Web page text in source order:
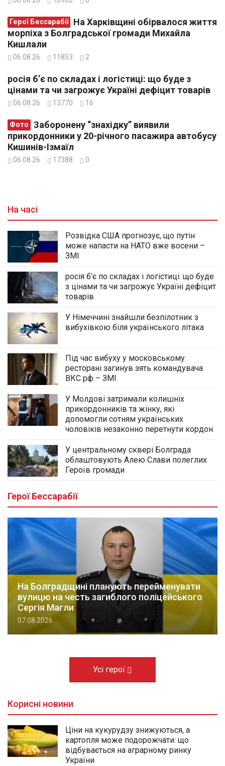
Герої Бессарабії
морпіха з Болградської громади Михайла
Кишлали
06.08.26 11853 2
росія б’є по складах і логістиці: що буде з
цінами та чи загрожує Україні дефіцит товарів
06.08.26 13770 16
Фото
прикордонники у 20-річного пасажира автобусу
Кишинів-Ізмаїл
06.08.26 17388 0
На часі
Розвідка США прогнозує, що путін
може напасти на НАТО вже восени –
ЗМІ
росія б’є по складах і логістиці: що буде
з цінами та чи загрожує Україні дефіцит
товарів
У Німеччині знайшли безпілотник з
вибухівкою біля українського літака
Під час вибуху у московському
ресторані загинув зять командувача
ВКС рф – ЗМІ
У Молдові затримали колишніх
прикордонників та жінку, які
допомогли сотням українських
чоловіків незаконно перетнути кордон
У центральному сквері Болграда
облаштовують Алею Слави полеглих
Героїв громади
Герої Бессарабії
На Болградщині планують перейменувати
вулицю на честь загиблого поліцейського
Сергія Магли
07.08.2026
Усі герої
Корисні новини
Ціни на кукурудзу знижуються, а
картопля може подорожчати: що
відбувається на аграрному ринку
України